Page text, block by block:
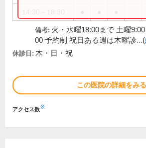
備考: 火・水曜18:00まで 土曜
00 予約制 祝日ある週は木曜診...(
休診日: 木・日・祝
この医院の詳細をみる
アクセス数※